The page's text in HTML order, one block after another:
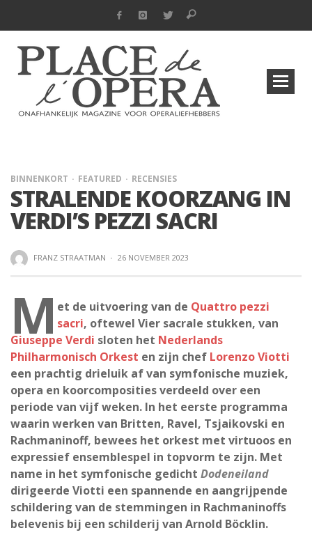
BINNENKORT FEATURED RECENSIES
STRALENDE KOORZANG IN
VERDI’S PEZZI SACRI
FRANZ STRAATMAN · 26 NOVEMBER 2023
M et de uitvoering van de Quattro pezzi
sacri, oftewel Vier sacrale stukken, van
Giuseppe Verdi sloten het Nederlands
Philharmonisch Orkest en zijn chef Lorenzo Viotti
een prachtig drieluik af van symfonische muziek,
opera en koorcomposities verdeeld over een
periode van vijf weken. In het eerste programma
waarin werken van Britten, Ravel, Tsjaikovski en
Rachmaninoff, bewees het orkest met virtuoos en
expressief ensemblespel in topvorm te zijn. Met
name in het symfonische gedicht Dodeneiland
dirigeerde Viotti een spannende en aangrijpende
schildering van de stemmingen in Rachmaninoffs
belevenis bij een schilderij van Arnold Böcklin.